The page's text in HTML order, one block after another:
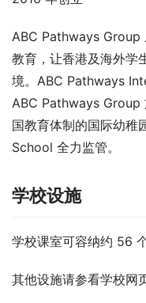
ABC Pathways Group
教育，让香港及海外学
境。ABC Pathways
ABC Pathways Group
国教育体制的国际幼稚
School 全力监管。
学校设施
学校课室可容纳约 56
其他设施请参看学校网